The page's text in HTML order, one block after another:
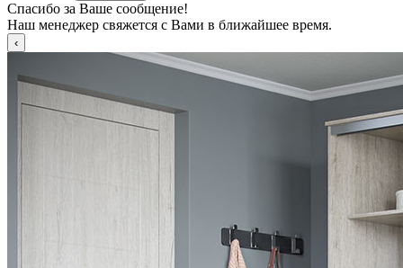
Спасибо за Ваше сообщение!
Наш менеджер свяжется с Вами в ближайшее время.